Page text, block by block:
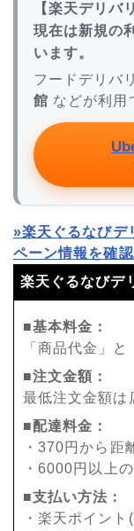
【楽天デリバ
現在は新規の
います。
フードデリバ
館 などが利用
»楽天ぐるなびデ
ペーン情報を確
楽天ぐるなびデ
■基本料金：
「商品代金」と
■注文金額：
最低注文金額は
■配達料金：
・370円から距
・6000円以上
■支払い方法：
・楽天ポイン